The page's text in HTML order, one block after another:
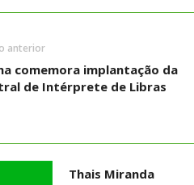
anterior
comemora implantação da
de Intérprete de Libras
Thais Miranda